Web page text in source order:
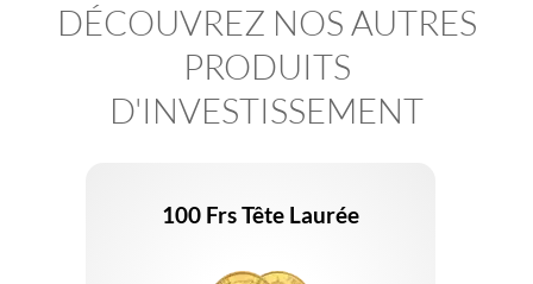
DÉCOUVREZ NOS AUTRES
PRODUITS
D'INVESTISSEMENT
100 Frs Tête Laurée